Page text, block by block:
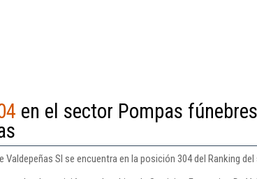
en el sector Pompas
Valdepeñas Sl se encuentra en la posición 304 del Ranking